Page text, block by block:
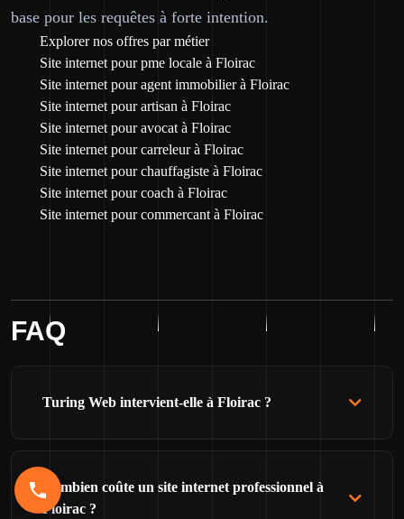
base pour les requêtes à forte intention.
Explorer nos offres par métier
Site internet pour pme locale à Floirac
Site internet pour agent immobilier à Floirac
Site internet pour artisan à Floirac
Site internet pour avocat à Floirac
Site internet pour carreleur à Floirac
Site internet pour chauffagiste à Floirac
Site internet pour coach à Floirac
Site internet pour commercant à Floirac
FAQ
Turing Web intervient-elle à Floirac ?
Combien coûte un site internet professionnel à
Floirac ?